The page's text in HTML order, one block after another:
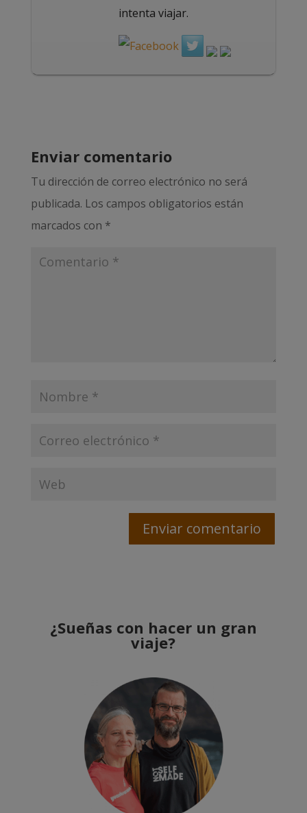
intenta viajar.
Enviar comentario
Tu dirección de correo electrónico no será
publicada. Los campos obligatorios están
marcados con *
¿Sueñas con hacer un gran
viaje?